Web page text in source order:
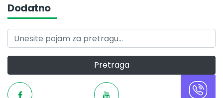
Dodatno
Pretraga